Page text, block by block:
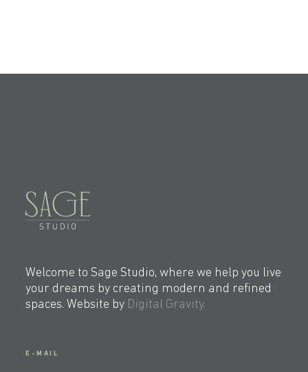
Welcome to Sage Studio, where we help you live
your dreams by creating modern and refined
spaces. Website by Digital Gravity.
E-MAIL